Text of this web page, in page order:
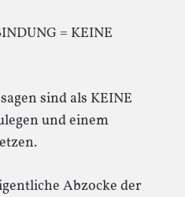
= KEINE
sind als KEINE
und einem
Abzocke der